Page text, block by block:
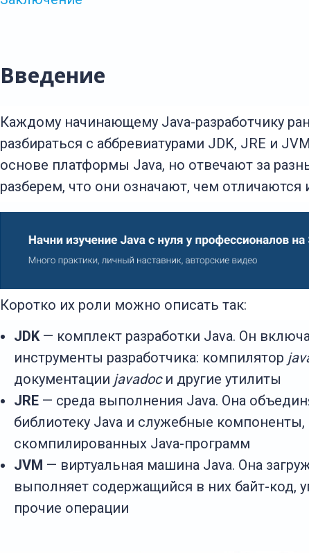
Введение
Каждому начинающему Java-разработчику
разбираться с аббревиатурами JDK, JRE и
основе платформы Java, но отвечают за
разберем, что они означают, чем
Коротко их роли можно описать так:
JDK — комплект разработки Java. Он
инструменты разработчика: компилятор
документации javadoc и другие утилиты
JRE — среда выполнения Java. Она
библиотеку Java и служебные
скомпилированных Java-программ
JVM — виртуальная машина Java. Она
выполняет содержащийся в них байт-код,
прочие операции